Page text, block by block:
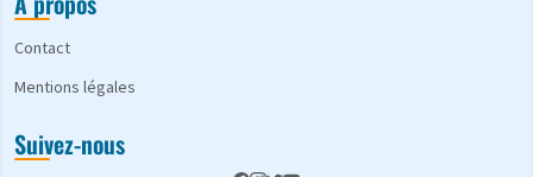
Contact
Mentions légales
Suivez-nous